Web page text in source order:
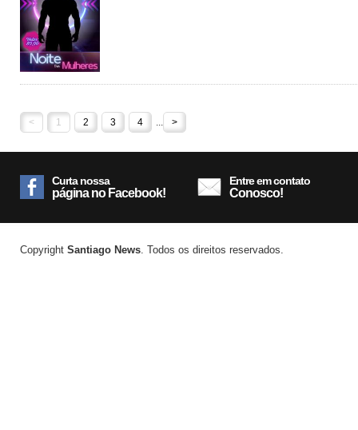
< 1 2 3 4 ... >
Curta nossa
página no Facebook!
Entre em contato
Conosco!
Copyright Santiago News. Todos os direitos reservados.